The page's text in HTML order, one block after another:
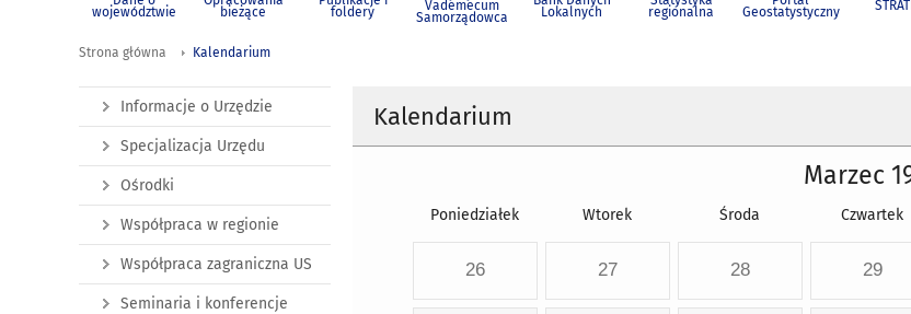
województwie bieżące foldery Vademecum
Samorządowca Lokalnych regionalna Geostatystyczny
Strona główna Kalendarium
Kalendarium
Marzec
Poniedziałek Wtorek Środa Czwartek
26 27 28 29
Informacje o Urzędzie
Specjalizacja Urzędu
Ośrodki
Współpraca w regionie
Współpraca zagraniczna US
Seminaria i konferencje